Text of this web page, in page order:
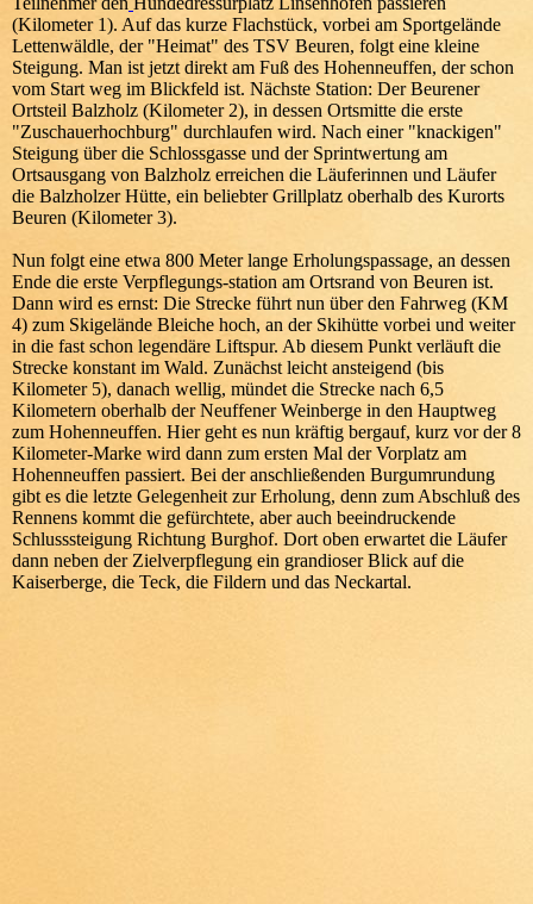
(Kilometer 1). Auf das kurze Flachstück, vorbei am Sportgelände
Lettenwäldle, der "Heimat" des TSV Beuren, folgt eine kleine
Steigung. Man ist jetzt direkt am Fuß des Hohenneuffen, der schon
vom Start weg im Blickfeld ist. Nächste Station: Der Beurener
Ortsteil Balzholz (Kilometer 2), in dessen Ortsmitte die erste
"Zuschauerhochburg" durchlaufen wird. Nach einer "knackigen"
Steigung über die Schlossgasse und der Sprintwertung am
Ortsausgang von Balzholz erreichen die Läuferinnen und Läufer
die Balzholzer Hütte, ein beliebter Grillplatz oberhalb des Kurorts
Beuren (Kilometer 3).
Nun folgt eine etwa 800 Meter lange Erholungspassage, an dessen
Ende die erste Verpflegungs-station am Ortsrand von Beuren ist.
Dann wird es ernst: Die Strecke führt nun über den Fahrweg (KM
4) zum Skigelände Bleiche hoch, an derSkihütte vorbei und weiter
in die fast schon legendäre Liftspur. Ab diesem Punkt verläuft die
Strecke konstant im Wald. Zunächst leicht ansteigend (bis
Kilometer 5), danach wellig, mündet die Strecke nach 6,5
Kilometern oberhalb der Neuffener Weinberge in den Hauptweg
zum Hohenneuffen. Hier geht es nun kräftig bergauf, kurz vor der8
Kilometer-Marke wird dann zum ersten Mal der Vorplatz am
Hohenneuffen passiert. Bei der anschließenden Burgumrundung
gibt es die letzte Gelegenheit zur Erholung, denn zum Abschluß des
Rennens kommt die gefürchtete, aber auch beeindruckende
Schlusssteigung Richtung Burghof. Dort oben erwartet die Läufer
dann neben der Zielverpflegung ein grandioser Blick auf die
Kaiserberge, die Teck, die Fildern und das Neckartal.